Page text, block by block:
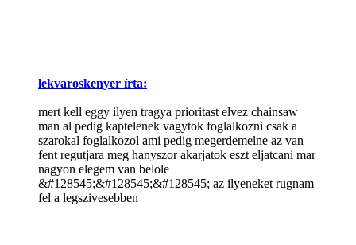
lekvaroskenyer írta:
mert kell eggy ilyen tragya prioritast elvez chainsaw
man al pedig kaptelenek vagytok foglalkozni csak a
szarokal foglalkozol ami pedig megerdemelne az van
fent regutjara meg hanyszor akarjatok eszt eljatcani mar
nagyon elegem van belole
&#128545;&#128545;&#128545; az ilyeneket rugnam
fel a legszivesebben